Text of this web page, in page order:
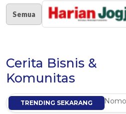
Semua
Cerita Bisnis &
Komunitas
TRENDING SEKARANG
Grosir Kaos Polo Nomor 1 di